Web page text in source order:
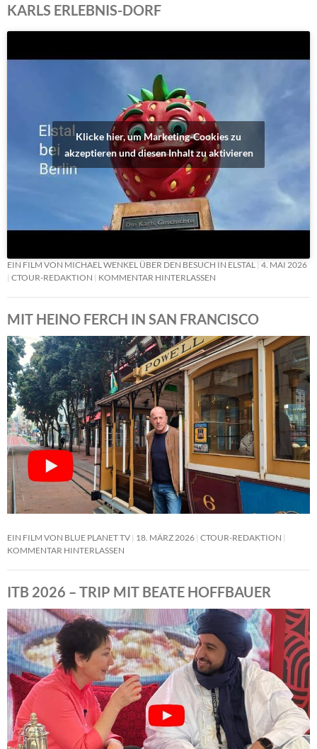
KARLS ERLEBNIS-DORF
Klicke hier, um Marketing-Cookies zu
akzeptieren und diesen Inhalt zu aktivieren
EIN FILM VON MICHAEL WENKEL ÜBER DEN BESUCH IN ELSTAL
4. MAI 2026
CTOUR-REDAKTION
KOMMENTAR HINTERLASSEN
MIT HEINO FERCH IN SAN FRANCISCO
EIN FILM VON BLUE PLANET TV 18. MÄRZ 2026 CTOUR-REDAKTION
KOMMENTAR HINTERLASSEN
ITB 2026 – TRIP MIT BEATE HOFFBAUER